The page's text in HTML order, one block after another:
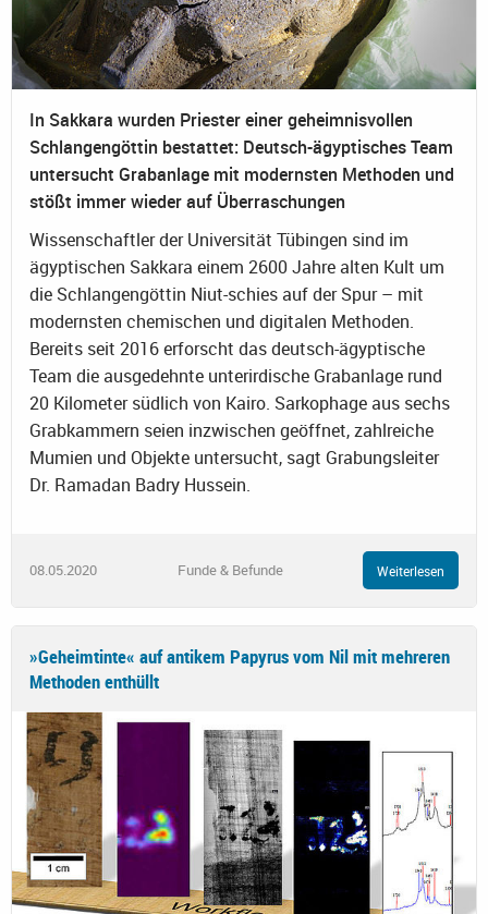
In Sakkara wurden Priester einer geheimnisvollen
Schlangengöttin bestattet: Deutsch-ägyptisches Team
untersucht Grabanlage mit modernsten Methoden und
stößt immer wieder auf Überraschungen
Wissenschaftler der Universität Tübingen sind im
ägyptischen Sakkara einem 2600 Jahre alten Kult um
die Schlangengöttin Niut-schies auf der Spur – mit
modernsten chemischen und digitalen Methoden.
Bereits seit 2016 erforscht das deutsch-ägyptische
Team die ausgedehnte unterirdische Grabanlage rund
20 Kilometer südlich von Kairo. Sarkophage aus sechs
Grabkammern seien inzwischen geöffnet, zahlreiche
Mumien und Objekte untersucht, sagt Grabungsleiter
Dr. Ramadan Badry Hussein.
08.05.2020 Funde & Befunde Weiterlesen
»Geheimtinte« auf antikem Papyrus vom Nil mit mehreren
Methoden enthüllt